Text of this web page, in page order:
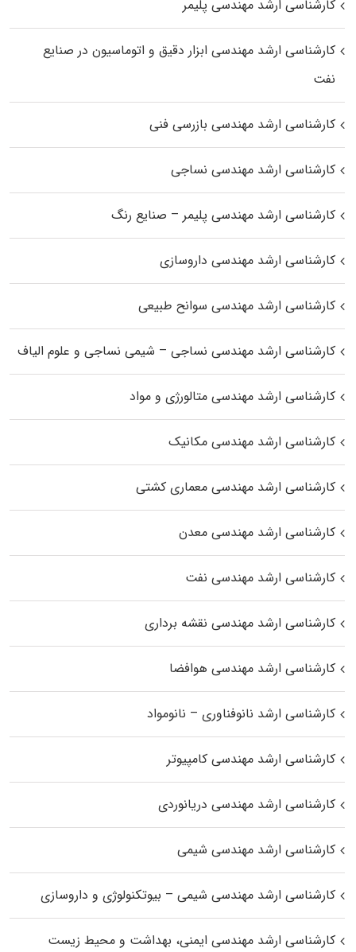
کارشناسی ارشد مهندسی پلیمر
کارشناسی ارشد مهندسی ابزار دقیق و اتوماسیون در صنایع
نفت
کارشناسی ارشد مهندسی بازرسی فنی
کارشناسی ارشد مهندسی نساجی
کارشناسی ارشد مهندسی پلیمر – صنایع رنگ
کارشناسی ارشد مهندسی داروسازی
کارشناسی ارشد مهندسی سوانح طبیعی
کارشناسی ارشد مهندسی نساجی – شیمی نساجی و علوم الیاف
کارشناسی ارشد مهندسی متالورژی و مواد
کارشناسی ارشد مهندسی مکانیک
کارشناسی ارشد مهندسی معماری کشتی
کارشناسی ارشد مهندسی معدن
کارشناسی ارشد مهندسی نفت
کارشناسی ارشد مهندسی نقشه برداری
کارشناسی ارشد مهندسی هوافضا
کارشناسی ارشد نانوفناوری – نانومواد
کارشناسی ارشد مهندسی کامپیوتر
کارشناسی ارشد مهندسی دریانوردی
کارشناسی ارشد مهندسی شیمی
کارشناسی ارشد مهندسی شیمی – بیوتکنولوژی و داروسازی
کارشناسی ارشد مهندسی ایمنی، بهداشت و محیط زیست